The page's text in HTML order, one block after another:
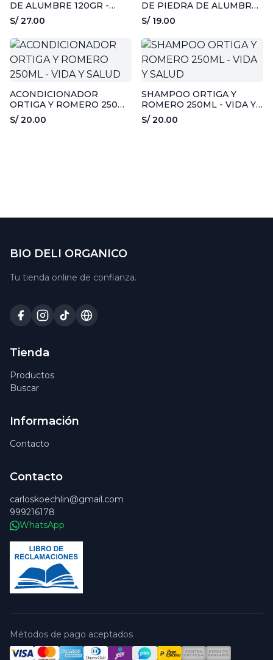
DE ALUMBRE 120GR -
THAI
S/ 27.00
DE PIEDRA DE ALUMBRE
60ML - THAI
S/ 19.00
ACONDICIONADOR
ORTIGA Y ROMERO 250ML
- VIDA Y SALUD
S/ 20.00
SHAMPOO ORTIGA Y
ROMERO 250ML - VIDA Y
SALUD
S/ 20.00
BIO DELI ORGANICO
Tu tienda online de confianza.
Tienda
Productos
Buscar
Información
Contacto
Contacto
carloskoechlin@gmail.com
999216178
WhatsApp
Métodos de pago aceptados